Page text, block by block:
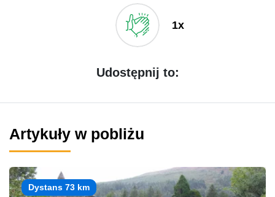
1x
Udostępnij to:
Artykuły w pobliżu
Dystans 73 km